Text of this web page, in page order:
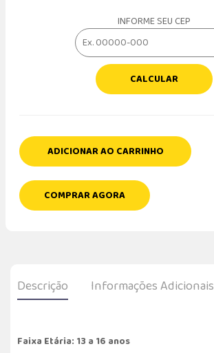
INFORME SEU CEP
CALCULAR
ADICIONAR AO CARRINHO
COMPRAR AGORA
Descrição Informações Adicionais
Faixa Etária: 13 a 16 anos